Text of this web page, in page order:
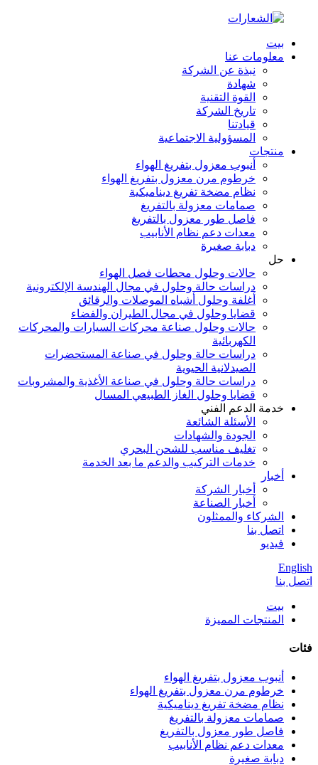
بيت
معلومات عنا
نبذة عن الشركة
شهادة
القوة التقنية
تاريخ الشركة
قيادتنا
المسؤولية الاجتماعية
منتجات
أنبوب معزول بتفريغ الهواء
خرطوم مرن معزول بتفريغ الهواء
نظام مضخة تفريغ ديناميكية
صمامات معزولة بالتفريغ
فاصل طور معزول بالتفريغ
معدات دعم نظام الأنابيب
دبابة صغيرة
حل
حالات وحلول محطات فصل الهواء
دراسات حالة وحلول في مجال الهندسة الإلكترونية
أغلفة وحلول أشباه الموصلات والرقائق
قضايا وحلول في مجال الطيران والفضاء
حالات وحلول صناعة محركات السيارات والمحركات
الكهربائية
دراسات حالة وحلول في صناعة المستحضرات
الصيدلانية الحيوية
دراسات حالة وحلول في صناعة الأغذية والمشروبات
قضايا وحلول الغاز الطبيعي المسال
خدمة الدعم الفني
الأسئلة الشائعة
الجودة والشهادات
تغليف مناسب للشحن البحري
خدمات التركيب والدعم ما بعد الخدمة
أخبار
أخبار الشركة
أخبار الصناعة
الشركاء والممثلون
اتصل بنا
فيديو
English
اتصل بنا
بيت
المنتجات المميزة
فئات
أنبوب معزول بتفريغ الهواء
خرطوم مرن معزول بتفريغ الهواء
نظام مضخة تفريغ ديناميكية
صمامات معزولة بالتفريغ
فاصل طور معزول بالتفريغ
معدات دعم نظام الأنابيب
دبابة صغيرة